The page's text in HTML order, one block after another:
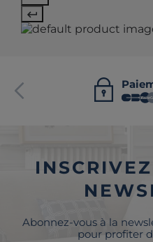
Abonnez-vous à la
pour profiter